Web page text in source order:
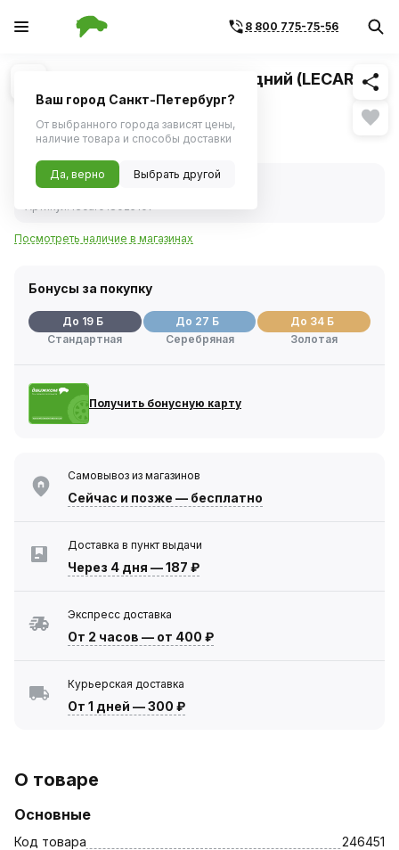
8 800 775-75-56
1/1 Похожие
Брызговик ВАЗ LADA Vesta задний (LECAR)
2шт.
377 ₽
В наличии
Посмотреть наличие в магазинах
Бонусы за покупку
До 19 Б
Стандартная
До 27 Б
Серебряная
До 34 Б
Золотая
Получить бонусную карту
Самовывоз из магазинов
Сейчас и позже — бесплатно
Доставка в пункт выдачи
Через 4 дня —187 ₽
Экспресс доставка
От 2 часов — от 400 ₽
Курьерская доставка
От 1 дней —300 ₽
О товаре
Основные
Код товара 246451
Ваш город Санкт-Петербург?
От выбранного города зависят цены,
наличие товара и способы доставки
Да, верно Выбрать другой